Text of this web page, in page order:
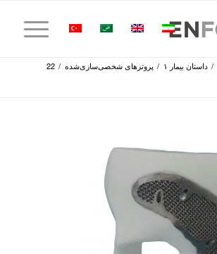
/ داستان بیمار ۱ / پروتزهای شخصی‌سازی‌شده /
22